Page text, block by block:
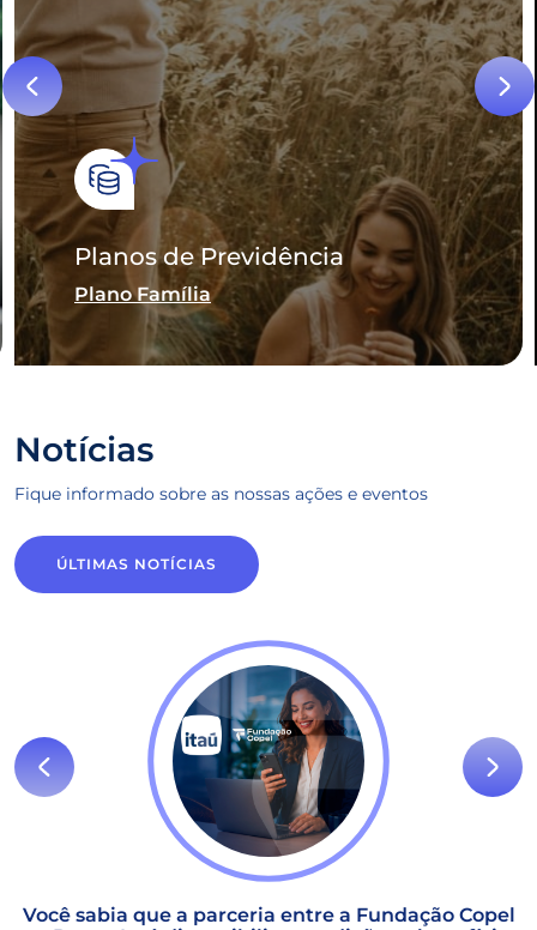
Planos de Previdência
Plano Família
Notícias
Fique informado sobre as nossas ações e eventos
ÚLTIMAS NOTÍCIAS
Você sabia que a parceria entre a Fundação Copel